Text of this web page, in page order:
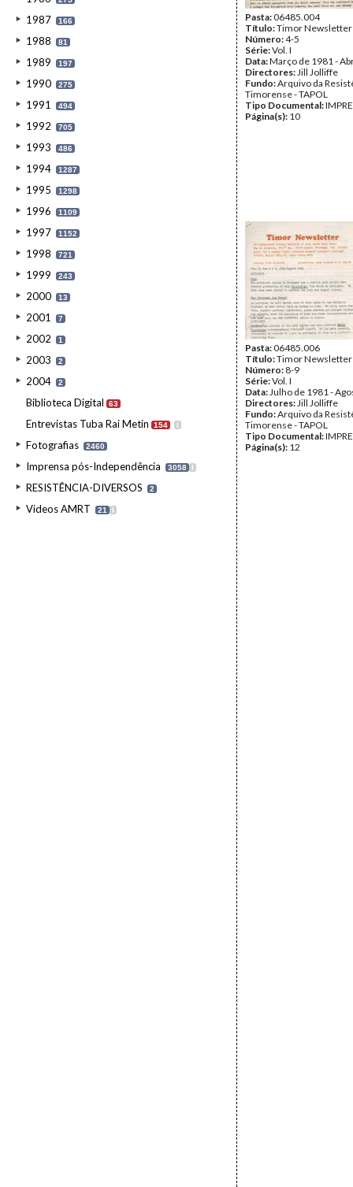
1987 166
1988 81
1989 197
1990 275
1991 494
1992 705
1993 486
1994 1287
1995 1298
1996 1109
1997 1152
1998 721
1999 243
2000 13
2001 7
2002 1
2003 2
2004 2
Biblioteca Digital 63
Entrevistas Tuba Rai Metin 154 I
Fotografias 2460
Imprensa pós-Independência 3058 I
RESISTÊNCIA-DIVERSOS 2
Videos AMRT 21 I
Pasta:06485.004
Título:Timor Newsletter
Número:4-5
Série:Vol. I
Data:Março de 1981 -
Directores:Jill Jolliffe
Fundo:Arquivo da
Timorense - TAPOL
Tipo Documental:
Página(s): 10
Pasta:06485.006
Título:Timor Newsletter
Número: 8-9
Série:Vol. I
Data:Julho de 1981 -
Directores:Jill Jolliffe
Fundo:Arquivo da
Timorense - TAPOL
Tipo Documental:
Página(s): 12